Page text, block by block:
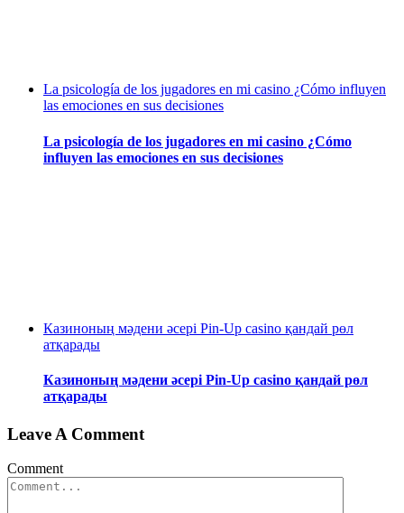
La psicología de los jugadores en mi casino ¿Cómo influyen
las emociones en sus decisiones
La psicología de los jugadores en mi casino ¿Cómo
influyen las emociones en sus decisiones
Казиноның мәдени әсері Pin-Up casino қандай рөл
атқарады
Казиноның мәдени әсері Pin-Up casino қандай рөл
атқарады
Leave A Comment
Comment